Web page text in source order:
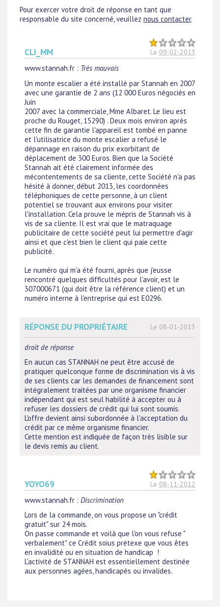
Pour exercer votre droit de réponse en tant que
responsable du site concerné, veuillez nous contacter.
CLI_MM Le 09-02-2013
www.stannah.fr : Très mauvais
Un monte escalier a été installé par Stannah en 2007
avec une garantie de 2 ans (12 000 Euros négociés en
Juin
2007 avec la commerciale, Mme Albaret. Le lieu est
proche du Rouget, 15290) . Deux mois environ après
cette fin de garantie l'appareil est tombé en panne
et l'utilisatrice du monte escalier a refusé le
dépannage en raison du prix exorbitant de
déplacement de 300 Euros. Bien que la Société
Stannah ait été clairement informée des
mécontentements de sa cliente, cette Société n'a pas
hésité à donner, début 2013, les coordonnées
téléphoniques de cette personne, à un client
potentiel se trouvant aux environs pour visiter
l'installation. Cela prouve le mépris de Stannah vis à
vis de sa cliente. Il est vrai que le matraquage
publicitaire de cette société peut lui permettre d'agir
ainsi et que c'est bien le client qui paie cette
publicité.
Le numéro qui m'a été fourni, après que j'eusse
rencontré quelques difficultés pour l'avoir, est le
307000671 (qui doit être la référence client) et un
numéro interne à l'entreprise qui est E0296.
RÉPONSE DU PROPRIÉTAIRE Le 08-01-2013
droit de réponse
En aucun cas STANNAH ne peut être accusé de
pratiquer quelconque forme de discrimination vis à vis
de ses clients car les demandes de financement sont
intégralement traitées par une organisme financier
indépendant qui est seul habilité à accepter ou à
refuser les dossiers de crédit qui lui sont soumis.
L'offre devient ainsi subordonnée à l'acceptation du
crédit par ce même organisme financier.
Cette mention est indiquée de façon très lisible sur
le devis remis au client.
YOYO69 Le 08-11-2012
www.stannah.fr : Discrimination
Lors de la commande, on vous propose un "crédit
gratuit" sur 24 mois.
On passe commande et voilà que l'on vous refuse "
verbalement" ce Crédit soius prétexe que vous êtes
en invalidité ou en situation de handicap !
L'activité de STANNAH est essentiellement destinée
aux personnes agées, handicapés ou invalides.